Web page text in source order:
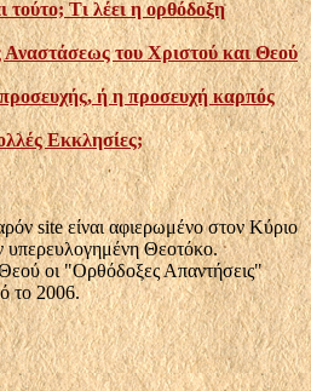
Τι λέει η ορθόδοξη
Αναστάσεως του Χριστού και Θεού
ή η προσευχή καρπός
Εκκλησίες;
site είναι αφιερωμένο στον Κύριο
υπερευλογημένη Θεοτόκο.
οι "Ορθόδοξες Απαντήσεις"
το 2006.